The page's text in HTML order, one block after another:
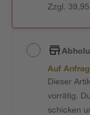
Zzgl.
Auf
Dieser
vorrätig.
schicken